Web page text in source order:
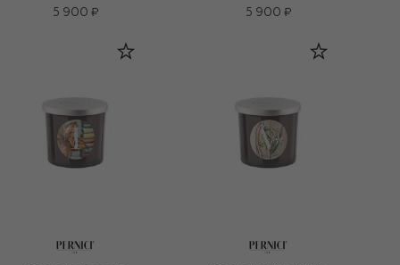
5 900 ₽
5 900 ₽